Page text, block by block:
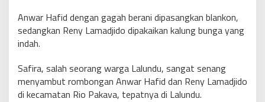
Anwar Hafid dengan gagah berani dipasangkan blankon,
sedangkan Reny Lamadjido dipakaikan kalung bunga yang
indah.
Safira, salah seorang warga Lalundu, sangat senang
menyambut rombongan Anwar Hafid dan Reny Lamadjido
di kecamatan Rio Pakava, tepatnya di Lalundu.